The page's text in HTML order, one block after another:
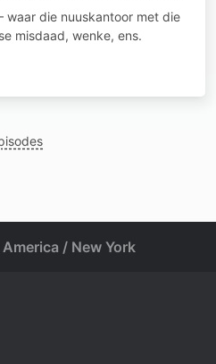
waar die nuuskantoor met die
misdaad, wenke, ens.
America / New York